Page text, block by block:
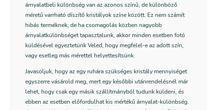
árnyalatbeli különbség van az azonos színű, de különböző
méretű varrható díszítő kristályok színe között. Ez nem számít
hibás terméknek, de ha csomagolás közben nagyobb
árnyalatkülönbséget tapasztalunk, akkor minden esetben fotó
küldésével egyeztetünk Veled, hogy megfelel-e az adott szín,
vagy esetleg más mérettel helyettesítsünk.
Javasoljuk, hogy az egy ruhára szükséges kristály mennyiséget
egyszerre vásárold meg, mert egy későbbi utánrendelésnél már
lehet, hogy csak egy másik szállítmányból tudunk küldeni, és
ebben az esetben előfordulhat kis mértékű árnyalat-különbség.